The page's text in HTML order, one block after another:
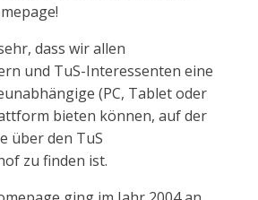
dass wir allen
und TuS-Interessenten eine
(PC, Tablet oder
bieten können, auf der
über den TuS
zu finden ist.